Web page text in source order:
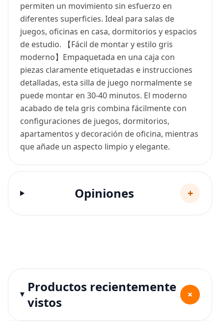
permiten un movimiento sin esfuerzo en
diferentes superficies. Ideal para salas de
juegos, oficinas en casa, dormitorios y espacios
de estudio. 【Fácil de montar y estilo gris
moderno】Empaquetada en una caja con
piezas claramente etiquetadas e instrucciones
detalladas, esta silla de juego normalmente se
puede montar en 30-40 minutos. El moderno
acabado de tela gris combina fácilmente con
configuraciones de juegos, dormitorios,
apartamentos y decoración de oficina, mientras
que añade un aspecto limpio y elegante.
Opiniones +
Productos recientemente
vistos
+